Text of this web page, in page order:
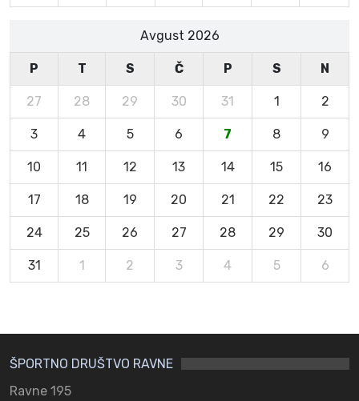
Avgust 2026
P T S Č P S N
27 28 29 30 31 1 2
3 4 5 6 7 8 9
10 11 12 13 14 15 16
17 18 19 20 21 22 23
24 25 26 27 28 29 30
31 1 2 3 4 5 6
ŠPORTNO DRUŠTVO RAVNE
Ravne 195